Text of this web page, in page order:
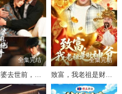
全集完结
重回老婆去世前，这一次绝不放手
全集完结
致富，我老祖是财神爷